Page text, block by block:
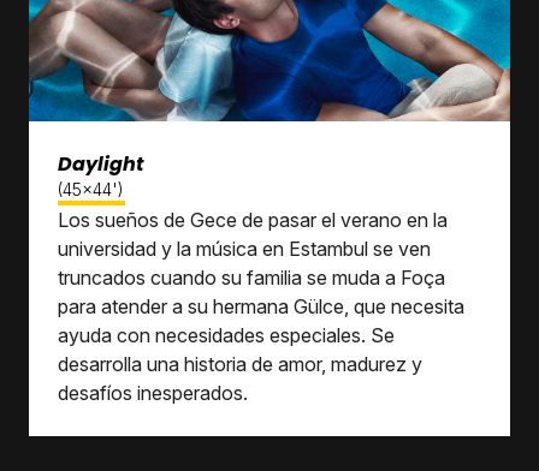
Daylight
(45x44')
Los sueños de Gece de pasar el verano en la
universidad y la música en Estambul se ven
truncados cuando su familia se muda a Foça
para atender a su hermana Gülce, que necesita
ayuda con necesidades especiales. Se
desarrolla una historia de amor, madurez y
desafíos inesperados.